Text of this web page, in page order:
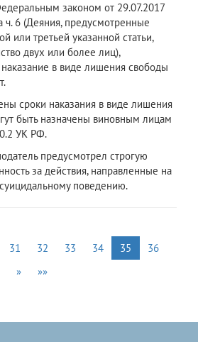
законом от 29.07.2017
6 (Деяния, предусмотренные
или третьей указанной статьи,
двух или более лиц),
в виде лишения свободы
сроки наказания в виде лишения
быть назначены виновным лицам
УК РФ.
предусмотрел строгую
за действия, направленные на
поведению.
31 32 33 34 35
36
» »»